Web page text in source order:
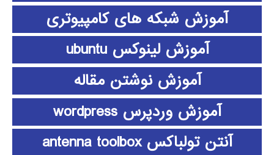
آموزش شبکه های کامپیوتری
آموزش لینوکس ubuntu
آموزش نوشتن مقاله
آموزش وردپرس wordpress
آنتن تولباکس antenna toolbox